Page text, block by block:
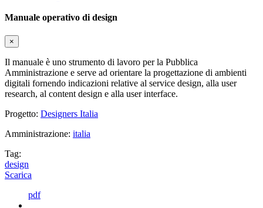
Manuale operativo di design
×
Il manuale è uno strumento di lavoro per la Pubblica
Amministrazione e serve ad orientare la progettazione di ambienti
digitali fornendo indicazioni relative al service design, alla user
research, al content design e alla user interface.
Progetto: Designers Italia
Amministrazione: italia
Tag:
design
Scarica
pdf